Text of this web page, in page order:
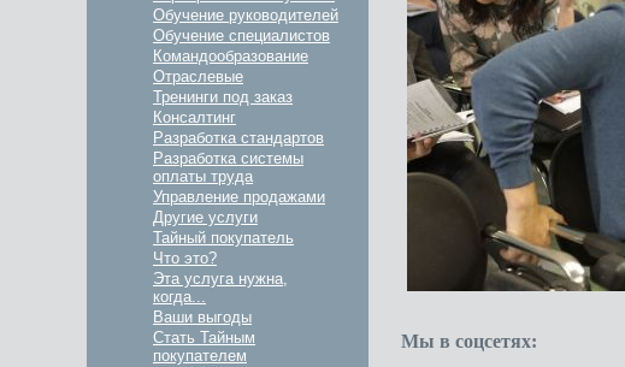
Обучение руководителей
Обучение специалистов
Командообразование
Отраслевые
Тренинги под заказ
Консалтинг
Разработка стандартов
Разработка системы
оплаты труда
Управление продажами
Другие услуги
Тайный покупатель
Что это?
Эта услуга нужна,
когда...
Ваши выгоды
Стать Тайным
покупателем
Мы в соцсетях: